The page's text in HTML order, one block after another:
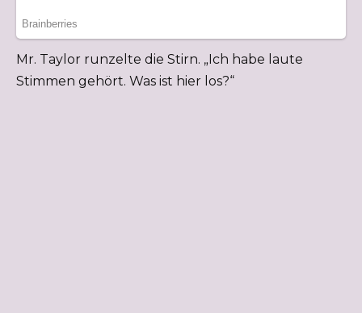
Mr. Taylor runzelte die Stirn. „Ich habe laute
Stimmen gehört. Was ist hier los?“